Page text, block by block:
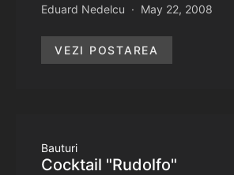
Eduard Nedelcu May 22, 2008
VEZI POSTAREA
Bauturi
Cocktail "Rudolfo"